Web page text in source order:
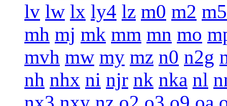
lv lw lx ly4 lz m0 m2
mh mj mk mm mn mo
mvh mw my mz n0 n2g
nh nhx ni njr nk nka nl